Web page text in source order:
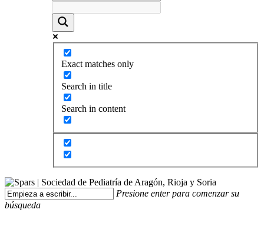
Exact matches only
Search in title
Search in content
Presione enter para comenzar su
búsqueda